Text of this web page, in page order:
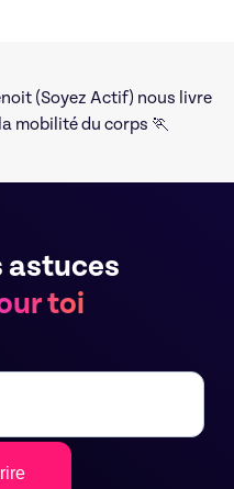
(Soyez Actif) nous livre
mobilité du corps 🏃
astuces
toi